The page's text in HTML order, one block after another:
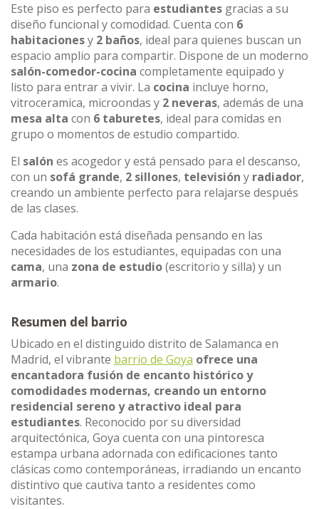
Este piso es perfecto para estudiantes gracias a su
diseño funcional y comodidad. Cuenta con 6
habitacionesy 2 baños, ideal para quienes buscan un
espacio amplio para compartir. Dispone de un moderno
salón-comedor-cocina completamente equipado y
listo para entrar a vivir. La cocina incluye horno,
vitroceramica, microondas y 2 neveras, además de una
mesa alta con 6 taburetes, ideal para comidas en
grupo o momentos de estudio compartido.
El salón es acogedor y está pensado para el descanso,
con un sofá grande, 2 sillones, televisión y radiador,
creando un ambiente perfecto para relajarse después
de las clases.
Cada habitación está diseñada pensando en las
necesidades de los estudiantes, equipadas con una
cama, una zona de estudio(escritorio y silla) y un
armario.
Resumen del barrio
Ubicado en el distinguido distrito de Salamanca en
Madrid, el vibrante barrio de Goya ofrece una
encantadora fusión de encanto histórico y
comodidades modernas, creando un entorno
residencial sereno y atractivo ideal para
estudiantes. Reconocido por su diversidad
arquitectónica, Goya cuenta con una pintoresca
estampa urbana adornada con edificaciones tanto
clásicas como contemporáneas, irradiando un encanto
distintivo que cautiva tanto a residentes como
visitantes.